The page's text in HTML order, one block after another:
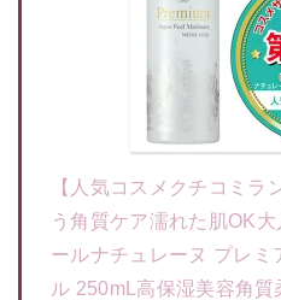
【人気コスメクチコミラ
う角質ケア濡れた肌OK
ールナチュレーヌ プレミ
ル 250mL高保湿美容角